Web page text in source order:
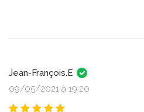
Jean-François.E
09/05/2021 à 19:20